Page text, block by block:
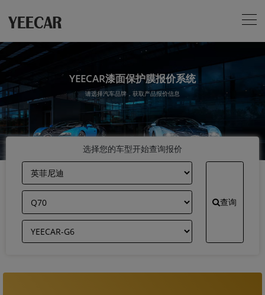
YEECAR漆面保护膜报价系统
请选择汽车品牌，获取产品报价信息
选择您的车型开始查询报价
查询